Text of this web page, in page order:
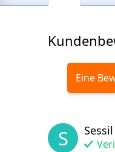
Eine
S